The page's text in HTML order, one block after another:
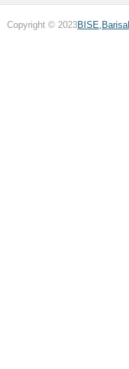
Copyright © 2023BISE,Barisal